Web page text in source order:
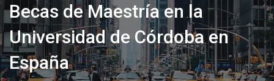
Becas de Maestría en la
Universidad de Córdoba en
España